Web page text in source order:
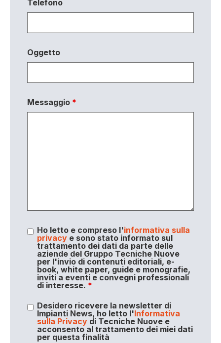
Telefono
Oggetto
Messaggio *
Ho letto e compreso l'informativa sulla
privacye sono stato informato sul
trattamento dei dati da parte delle
aziende del Gruppo Tecniche Nuove
per l'invio di contenuti editoriali, e-
book, white paper, guide e monografie,
inviti a eventi e convegni professionali
di interesse. *
Desidero ricevere la newsletter di
Impianti News, ho letto l'Informativa
sulla Privacydi Tecniche Nuove e
acconsento al trattamento dei miei dati
per questa finalità